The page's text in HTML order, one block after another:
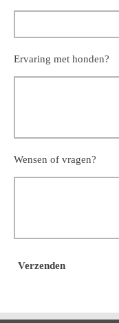
Ervaring met honden?
Wensen of vragen?
Verzenden